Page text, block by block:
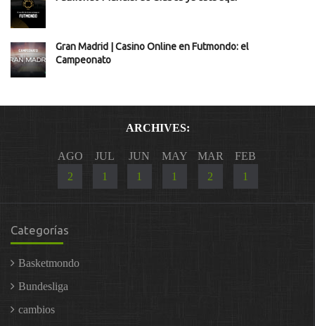
Gran Madrid | Casino Online en Futmondo: el
Campeonato
ARCHIVES:
AGO
2
JUL
1
JUN
1
MAY
1
MAR
2
FEB
1
Categorías
Basketmondo
Bundesliga
cambios